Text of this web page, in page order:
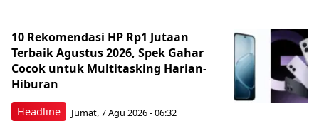
Headline
10 Rekomendasi HP Rp1 Jutaan
Terbaik Agustus 2026, Spek Gahar
Cocok untuk Multitasking Harian-
Hiburan
Jumat, 7 Agu 2026 - 06:32